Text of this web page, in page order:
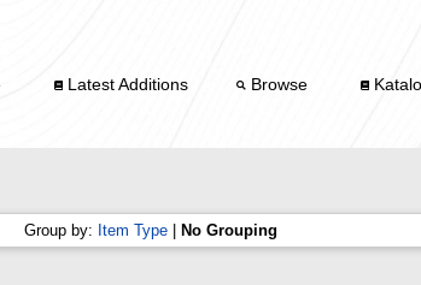
Latest Additions Browse
Group by: Item Type No Grouping